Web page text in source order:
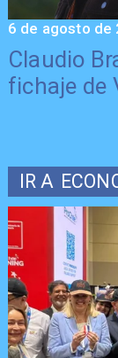
Claudio
fichaje de
6 de agosto de
IR A